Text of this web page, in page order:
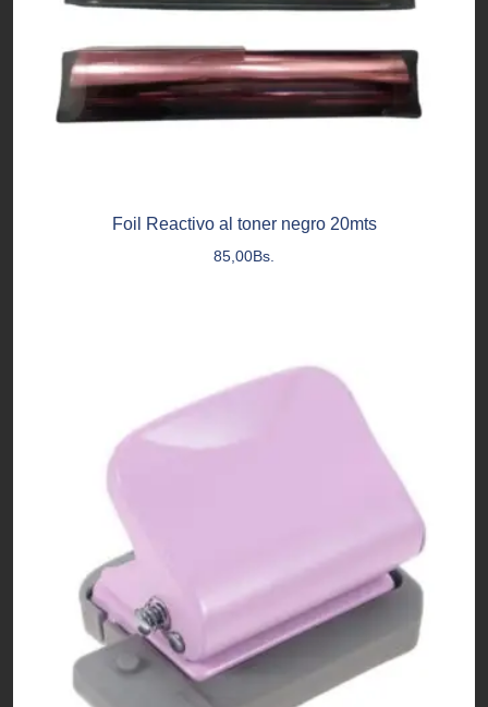
Foil Reactivo al toner negro 20mts
85,00Bs.